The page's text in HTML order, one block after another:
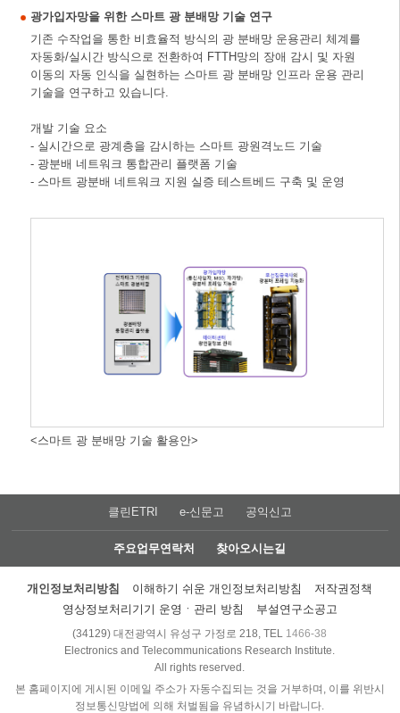
광가입자망을 위한 스마트 광 분배망 기술 연구
기존 수작업을 통한 비효율적 방식의 광 분배망 운용관리 체계를
자동화/실시간 방식으로 전환하여 FTTH망의 장애 감시 및 자원
이동의 자동 인식을 실현하는 스마트 광 분배망 인프라 운용 관리
기술을 연구하고 있습니다.
개발 기술 요소
- 실시간으로 광계층을 감시하는 스마트 광원격노드 기술
- 광분배 네트워크 통합관리 플랫폼 기술
- 스마트 광분배 네트워크 지원 실증 테스트베드 구축 및 운영
<스마트 광 분배망 기술 활용안>
클린ETRI e-신문고 공익신고
주요업무연락처 찾아오시는길
개인정보처리방침 이해하기 쉬운 개인정보처리방침
저작권정책
영상정보처리기기 운영ㆍ관리 방침
부설연구소공고
(34129) 대전광역시 유성구 가정로 218, TEL 1466-38
Electronics and Telecommunications Research Institute.
All rights reserved.
본 홈페이지에 게시된 이메일 주소가 자동수집되는 것을 거부하며, 이를 위반시
정보통신망법에 의해 처벌됨을 유념하시기 바랍니다.